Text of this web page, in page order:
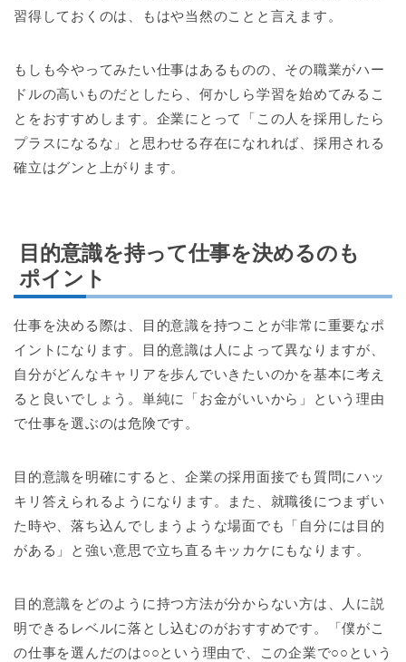
習得しておくのは、もはや当然のことと言えます。
もしも今やってみたい仕事はあるものの、その職業がハー
ドルの高いものだとしたら、何かしら学習を始めてみるこ
とをおすすめします。企業にとって「この人を採用したら
プラスになるな」と思わせる存在になれれば、採用される
確立はグンと上がります。
目的意識を持って仕事を決めるのも
ポイント
仕事を決める際は、目的意識を持つことが非常に重要なポ
イントになります。目的意識は人によって異なりますが、
自分がどんなキャリアを歩んでいきたいのかを基本に考え
ると良いでしょう。単純に「お金がいいから」という理由
で仕事を選ぶのは危険です。
目的意識を明確にすると、企業の採用面接でも質問にハッ
キリ答えられるようになります。また、就職後につまずい
た時や、落ち込んでしまうような場面でも「自分には目的
がある」と強い意思で立ち直るキッカケにもなります。
目的意識をどのように持つ方法が分からない方は、人に説
明できるレベルに落とし込むのがおすすめです。「僕がこ
の仕事を選んだのは○○という理由で、この企業で○○という